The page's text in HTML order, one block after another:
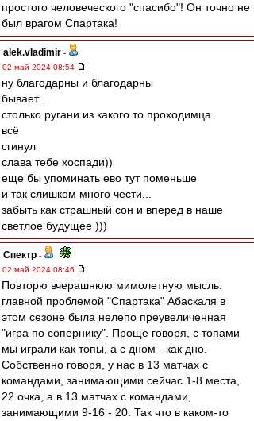
простого человеческого "спасибо"! Он точно не
был врагом Спартака!
alek.vladimir -
02 май 2024 08:54
ну благодарны и благодарны
бывает...
столько ругани из какого то проходимца
всё
сгинул
слава тебе хоспади))
еще бы упоминать ево тут поменьше
и так слишком много чести...
забыть как страшный сон и вперед в наше
светлое будущее )))
Спектр -
02 май 2024 08:46
Повторю вчерашнюю мимолетную мысль:
главной проблемой "Спартака" Абаскаля в
этом сезоне была нелепо преувеличенная
"игра по сопернику". Проще говоря, с топами
мы играли как топы, а с дном - как дно.
Собственно говоря, у нас в 13 матчах с
командами, занимающими сейчас 1-8 места,
22 очка, а в 13 матчах с командами,
занимающими 9-16 - 20. Так что в каком-то